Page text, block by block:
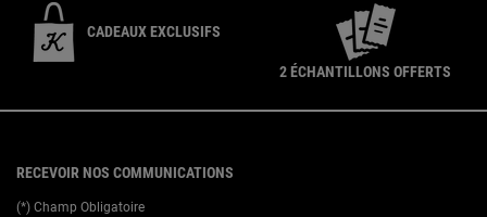
CADEAUX EXCLUSIFS
2 ÉCHANTILLONS OFFERTS
RECEVOIR NOS COMMUNICATIONS
(*) Champ Obligatoire